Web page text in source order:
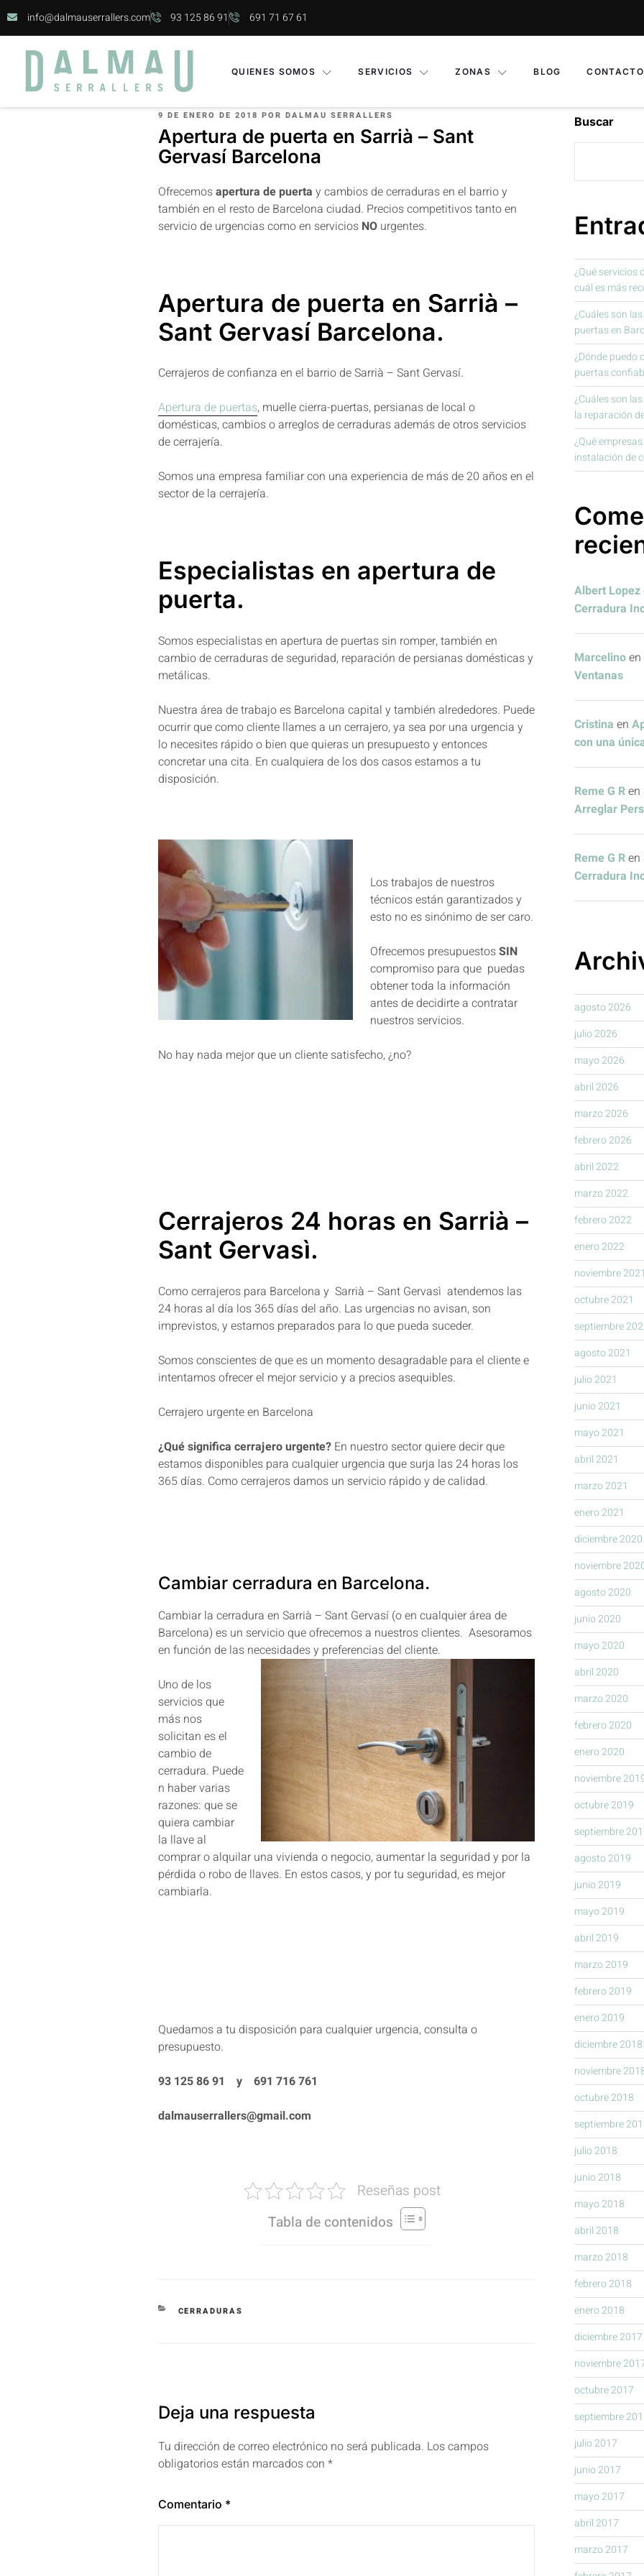
info@dalmauserrallers.com 93 125 86 91 691 71 67 61
QUIENES SOMOS SERVICIOS ZONAS BLOG CONTACTO
9 DE ENERO DE 2018 POR DALMAU SERRALLERS
Apertura de puerta en Sarrià – Sant
Gervasí Barcelona
Ofrecemosapertura de puerta y cambios de cerraduras en el barrio y
también en el resto de Barcelona ciudad. Precios competitivos tanto en
servicio de urgencias como en servicios NO urgentes.
Apertura de puerta en Sarrià –
Sant Gervasí Barcelona.
Cerrajeros de confianza en el barrio de Sarrià – Sant Gervasí.
Apertura de puertas, muelle cierra-puertas, persianas de local o
domésticas, cambios o arreglos de cerraduras además de otros servicios
de cerrajería.
Somos una empresa familiar con una experiencia de más de 20 años en el
sector de la cerrajería.
Especialistas en apertura de
puerta.
Somos especialistas en apertura de puertas sin romper, también en
cambio de cerraduras de seguridad, reparación de persianas domésticas y
metálicas.
Nuestra área de trabajo es Barcelona capital y también alrededores. Puede
ocurrir que como cliente llames a un cerrajero, ya sea por una urgencia y
lo necesites rápido o bien que quieras un presupuesto y entonces
concretar una cita. En cualquiera de los dos casos estamos a tu
disposición.
Los trabajos de nuestros
técnicos están garantizados y
esto no es sinónimo de ser caro.
Ofrecemos presupuestosSIN
compromiso para que puedas
obtener toda la información
antes de decidirte a contratar
nuestros servicios.
No hay nada mejor que un cliente satisfecho, ¿no?
Cerrajeros 24 horas en Sarrià –
Sant Gervasì.
Como cerrajeros para Barcelona y Sarrià – Sant Gervasì atendemos las
24 horas al día los 365 días del año. Las urgencias no avisan, son
imprevistos, y estamos preparados para lo que pueda suceder.
Somos conscientes de que es un momento desagradable para el cliente e
intentamos ofrecer el mejor servicio y a precios asequibles.
Cerrajero urgente en Barcelona
¿Qué significa cerrajero urgente? En nuestro sector quiere decir que
estamos disponibles para cualquier urgencia que surja las 24 horas los
365 días. Como cerrajeros damos un servicio rápido y de calidad.
Cambiar cerradura en Barcelona.
Cambiar la cerradura en Sarrià – Sant Gervasí (o en cualquier área de
Barcelona) es un servicio que ofrecemos a nuestros clientes. Asesoramos
en función de las necesidades y preferencias del cliente.
Uno de los
servicios que
más nos
solicitan es el
cambio de
cerradura. Puede
n haber varias
razones: que se
quiera cambiar
la llave al
comprar o alquilar una vivienda o negocio, aumentar la seguridad y por la
pérdida o robo de llaves. En estos casos, y por tu seguridad, es mejor
cambiarla.
Quedamos a tu disposición para cualquier urgencia, consulta o
presupuesto.
93 125 86 91 y 691 716 761
dalmauserrallers@gmail.com
Reseñas post
Tabla de contenidos
CERRADURAS
Deja una respuesta
Tu dirección de correo electrónico no será publicada. Los campos
obligatorios están marcados con *
Comentario *
Buscar
¿Qué servicios
cuál es más
¿Cuáles son
puertas en
¿Dónde puedo
puertas
¿Cuáles son
la reparación
¿Qué
instalación de
Albert Lopez
Cerradura
Marcelinoen
Ventanas
Cristina en
con una
Reme G Ren
Arreglar
Reme G Ren
Cerradura
agosto 2026
julio 2026
mayo 2026
abril 2026
marzo 2026
febrero 2026
abril 2022
marzo 2022
febrero 2022
enero 2022
noviembre
octubre 2021
septiembre
agosto 2021
julio 2021
junio 2021
mayo 2021
abril 2021
marzo 2021
enero 2021
diciembre 2020
noviembre
agosto 2020
junio 2020
mayo 2020
abril 2020
marzo 2020
febrero 2020
enero 2020
noviembre
octubre 2019
septiembre
agosto 2019
junio 2019
mayo 2019
abril 2019
marzo 2019
febrero 2019
enero 2019
diciembre 2018
noviembre
octubre 2018
septiembre
julio 2018
junio 2018
mayo 2018
abril 2018
marzo 2018
febrero 2018
enero 2018
diciembre 2017
noviembre
octubre 2017
septiembre
julio 2017
junio 2017
mayo 2017
abril 2017
marzo 2017